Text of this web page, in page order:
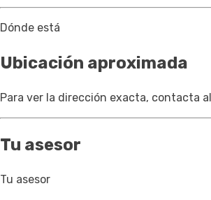
Dónde está
Ubicación aproximada
Para ver la dirección exacta, contacta
Tu asesor
Tu asesor